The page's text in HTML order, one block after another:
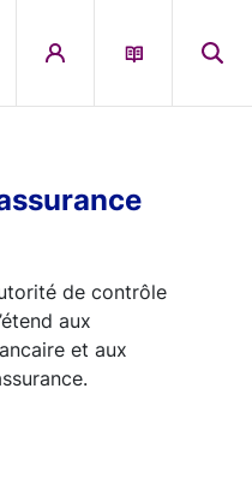
de contrôle
aux
et aux